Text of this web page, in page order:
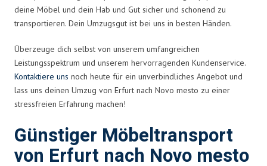
deine Möbel und dein Hab und Gut sicher und schonend zu
transportieren. Dein Umzugsgut ist bei uns in besten Händen.
Überzeuge dich selbst von unserem umfangreichen
Leistungsspektrum und unserem hervorragenden Kundenservice.
Kontaktiere uns noch heute für ein unverbindliches Angebot und
lass uns deinen Umzug von Erfurt nach Novo mesto zu einer
stressfreien Erfahrung machen!
Günstiger Möbeltransport
von Erfurt nach Novo mesto